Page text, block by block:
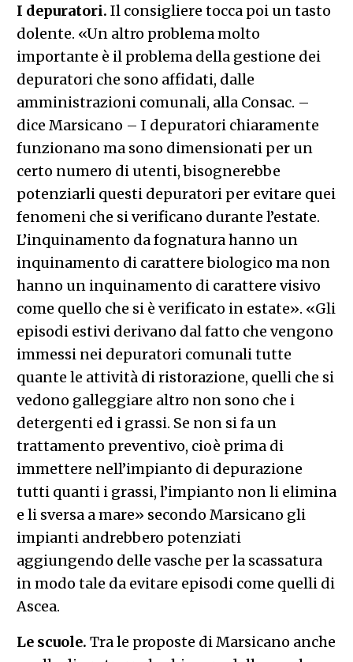
I depuratori. Il consigliere tocca poi un tasto
dolente. «Un altro problema molto
importante è il problema della gestione dei
depuratori che sono affidati, dalle
amministrazioni comunali, alla Consac. –
dice Marsicano – I depuratori chiaramente
funzionano ma sono dimensionati per un
certo numero di utenti, bisognerebbe
potenziarli questi depuratori per evitare quei
fenomeni che si verificano durante l’estate.
L’inquinamento da fognatura hanno un
inquinamento di carattere biologico ma non
hanno un inquinamento di carattere visivo
come quello che si è verificato in estate». «Gli
episodi estivi derivano dal fatto che vengono
immessi nei depuratori comunali tutte
quante le attività di ristorazione, quelli che si
vedono galleggiare altro non sono che i
detergenti ed i grassi. Se non si fa un
trattamento preventivo, cioè prima di
immettere nell’impianto di depurazione
tutti quanti i grassi, l’impianto non li elimina
e li sversa a mare» secondo Marsicano gli
impianti andrebbero potenziati
aggiungendo delle vasche per la scassatura
in modo tale da evitare episodi come quelli di
Ascea.
Le scuole. Tra le proposte di Marsicano anche